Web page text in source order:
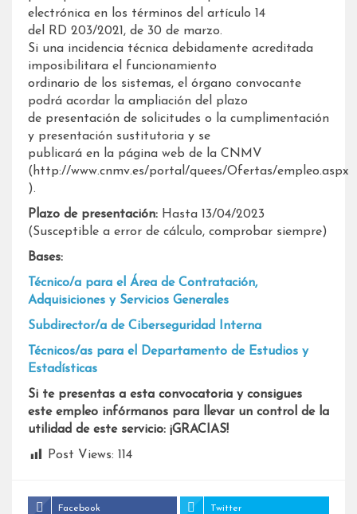
electrónica en los términos del artículo 14
del RD 203/2021, de 30 de marzo.
Si una incidencia técnica debidamente acreditada
imposibilitara el funcionamiento
ordinario de los sistemas, el órgano convocante
podrá acordar la ampliación del plazo
de presentación de solicitudes o la cumplimentación
y presentación sustitutoria y se
publicará en la página web de la CNMV
(http://www.cnmv.es/portal/quees/Ofertas/empleo.aspx
).
Plazo de presentación: Hasta 13/04/2023
(Susceptible a error de cálculo, comprobar siempre)
Bases:
Técnico/a para el Área de Contratación,
Adquisiciones y Servicios Generales
Subdirector/a de Ciberseguridad Interna
Técnicos/as para el Departamento de Estudios y
Estadísticas
Si te presentas a esta convocatoria y consigues
este empleo infórmanos para llevar un control de la
utilidad de este servicio: ¡GRACIAS!
Post Views: 114
Facebook Twitter